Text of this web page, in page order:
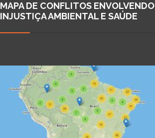
MAPA DE CONFLITOS ENVOLVENDO
INJUSTIÇA AMBIENTAL E SAÚDE